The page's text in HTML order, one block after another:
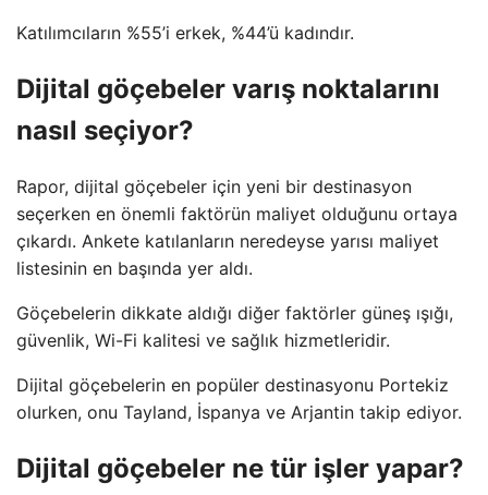
Katılımcıların %55’i erkek, %44’ü kadındır.
Dijital göçebeler varış noktalarını
nasıl seçiyor?
Rapor, dijital göçebeler için yeni bir destinasyon
seçerken en önemli faktörün maliyet olduğunu ortaya
çıkardı. Ankete katılanların neredeyse yarısı maliyet
listesinin en başında yer aldı.
Göçebelerin dikkate aldığı diğer faktörler güneş ışığı,
güvenlik, Wi-Fi kalitesi ve sağlık hizmetleridir.
Dijital göçebelerin en popüler destinasyonu Portekiz
olurken, onu Tayland, İspanya ve Arjantin takip ediyor.
Dijital göçebeler ne tür işler yapar?